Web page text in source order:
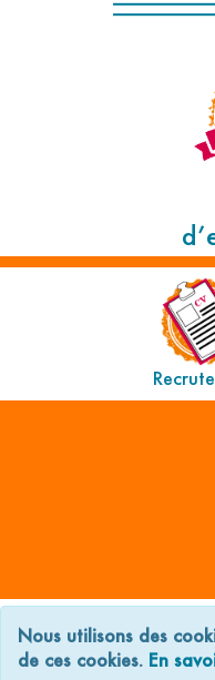
Nous utilisons des
de ces cookies. En